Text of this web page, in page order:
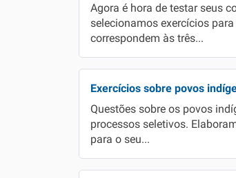
Agora é hora de testar seus
selecionamos exercícios
correspondem às três...
Exercícios sobre povos
Questões sobre os povos
processos seletivos.
para o seu...